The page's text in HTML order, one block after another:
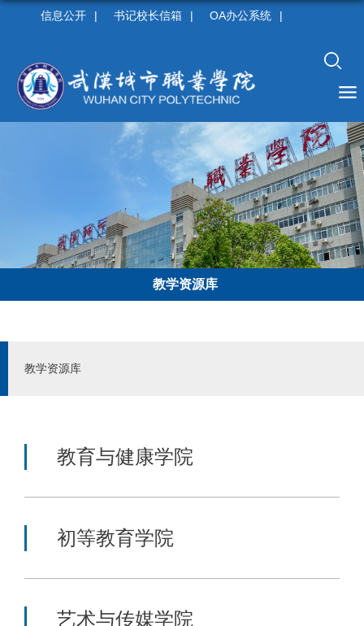
信息公开 | 书记校长信箱 | OA办公系统 |
教学资源库
教学资源库
教育与健康学院
初等教育学院
艺术与传媒学院